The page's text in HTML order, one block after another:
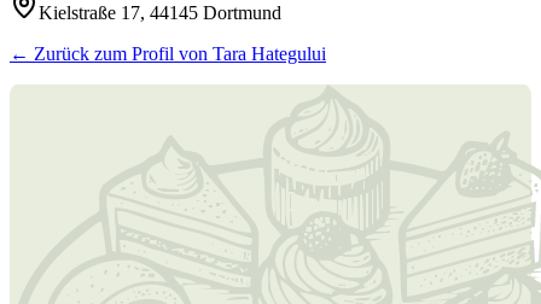
Kielstraße 17, 44145 Dortmund
← Zurück zum Profil von Tara Hategului